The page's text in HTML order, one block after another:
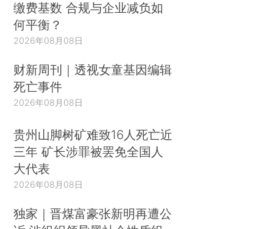
缴费基数 合规与企业减负如
何平衡？
2026年08月08日
财新周刊｜透视女童基因编辑
死亡事件
2026年08月08日
贵州山脚树矿难致16人死亡近
三年 矿长涉罪被罢免全国人
大代表
2026年08月08日
独家｜晋煤富豪张新明再遭公